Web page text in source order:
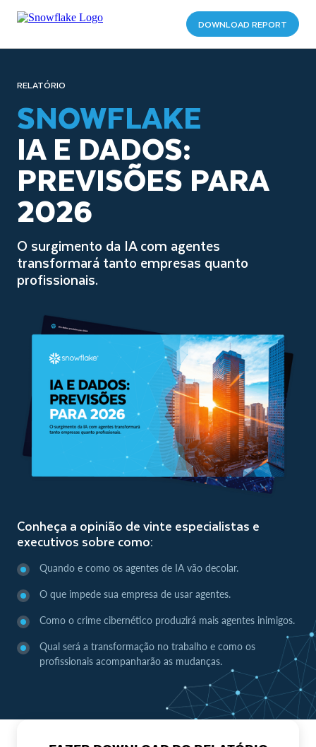
DOWNLOAD REPORT
RELATÓRIO
SNOWFLAKE
IA E DADOS:
PREVISÕES PARA
2026
O surgimento da IA com agentes
transformará tanto empresas quanto
profissionais.
Conheça a opinião de vinte especialistas e
executivos sobre como:
Quando e como os agentes de IA vão decolar.
O que impede sua empresa de usar agentes.
Como o crime cibernético produzirá mais agentes inimigos.
Qual será a transformação no trabalho e como os
profissionais acompanharão as mudanças.